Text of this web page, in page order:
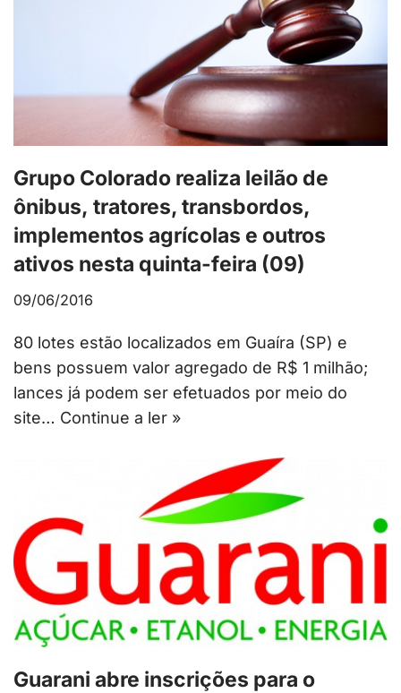
Grupo Colorado realiza leilão de
ônibus, tratores, transbordos,
implementos agrícolas e outros
ativos nesta quinta-feira (09)
09/06/2016
80 lotes estão localizados em Guaíra (SP) e
bens possuem valor agregado de R$ 1 milhão;
lances já podem ser efetuados por meio do
site… Continue a ler »
Guarani abre inscrições para o